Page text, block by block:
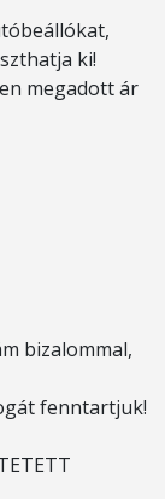
ki!
megadott ár
bizalommal,
fenntartjuk!